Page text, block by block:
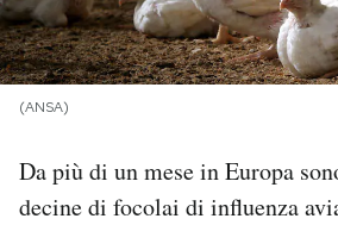
I MIEI PREFERITI
CALENDARIO
(ANSA)
Da più di un mese in Europa
decine di focolai di influenza